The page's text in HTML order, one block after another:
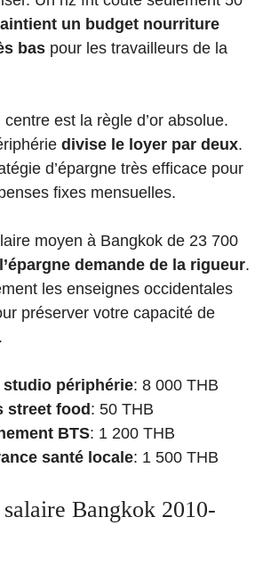
un budget nourriture
bas pour les travailleurs de la
centre est la règle d’or absolue.
divise le loyer par deux.
d’épargne très efficace pour
fixes mensuelles.
moyen à Bangkok de 23 700
l’épargne demande de la rigueur.
les enseignes occidentales
préserver votre capacité de
studio périphérie: 8 000 THB
street food: 50 THB
BTS: 1 200 THB
santé locale: 1 500 THB
Bangkok 2010-